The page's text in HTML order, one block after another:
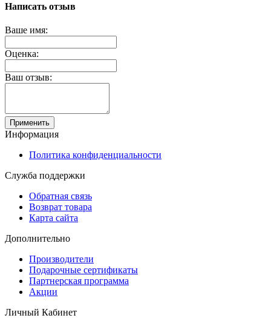
Написать отзыв
Ваше имя:
Оценка:
Ваш отзыв:
Применить
Информация
Политика конфиденциальности
Служба поддержки
Обратная связь
Возврат товара
Карта сайта
Дополнительно
Производители
Подарочные сертификаты
Партнерская программа
Акции
Личный Кабинет